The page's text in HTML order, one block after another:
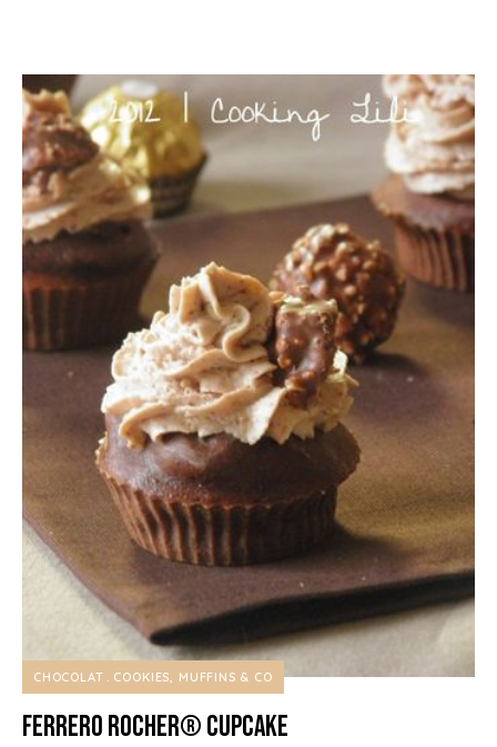
CHOCOLAT COOKIES, MUFFINS & CO
Ferrero Rocher® Cupcake